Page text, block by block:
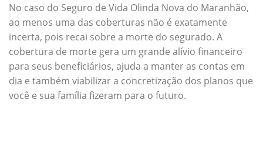
No caso do Seguro de Vida Olinda Nova do Maranhão,
ao menos uma das coberturas não é exatamente
incerta, pois recai sobre a morte do segurado. A
cobertura de morte gera um grande alívio financeiro
para seus beneficiários, ajuda a manter as contas em
dia e também viabilizar a concretização dos planos que
você e sua família fizeram para o futuro.